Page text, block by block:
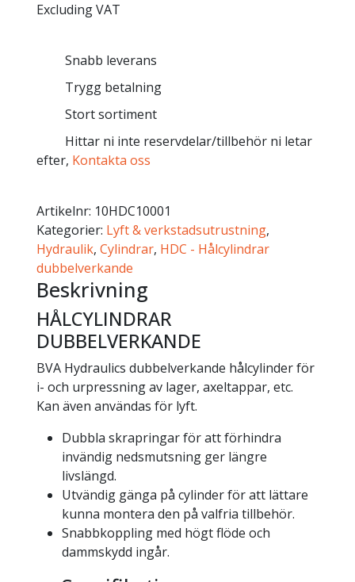
Excluding VAT
Snabb leverans
Trygg betalning
Stort sortiment
Hittar ni inte reservdelar/tillbehör ni letar
efter, Kontakta oss
Artikelnr: 10HDC10001
Kategorier: Lyft & verkstadsutrustning,
Hydraulik, Cylindrar, HDC - Hålcylindrar
dubbelverkande
Beskrivning
HÅLCYLINDRAR
DUBBELVERKANDE
BVA Hydraulics dubbelverkande hålcylinder för
i- och urpressning av lager, axeltappar, etc.
Kan även användas för lyft.
Dubbla skrapringar för att förhindra
invändig nedsmutsning ger längre
livslängd.
Utvändig gänga på cylinder för att lättare
kunna montera den på valfria tillbehör.
Snabbkoppling med högt flöde och
dammskydd ingår.